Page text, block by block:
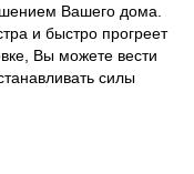
Вашего дома.
и быстро прогреет
Вы можете вести
силы